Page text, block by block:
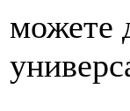
можете